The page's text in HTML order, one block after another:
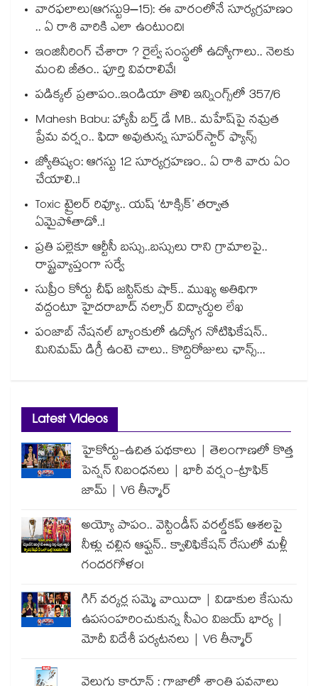
వారఫలాలు(ఆగస్టు9–15): ఈ వారంలోనే సూర్యగ్రహణం
.. ఏ రాశి వారికి ఎలా ఉంటుంది!
ఇంజినీరింగ్ చేశారా ? రైల్వే సంస్థలో ఉద్యోగాలు.. నెలకు
మంచి జీతం.. పూర్తి వివరాలివే!
పడిక్కల్‌‌ ప్రతాపం..ఇండియా తొలి ఇన్నింగ్స్‌‌లో 357/6
Mahesh Babu: హ్యాపీ బర్త్ డే MB.. మహేష్‌పై నమ్రత
ప్రేమ వర్షం.. ఫిదా అవుతున్న సూపర్‌స్టార్ ఫ్యాన్స్
జ్యోతిష్యం: ఆగస్టు 12 సూర్యగ్రహణం.. ఏ రాశి వారు ఏం
చేయాలి..!
Toxic ట్రైలర్ రివ్యూ.. యష్ ‘టాక్సిక్’ తర్వాత
ఏమైపోతాడో..!
ప్రతి పల్లెకూ ఆర్టీసీ బస్సు..బస్సులు రాని గ్రామాలపై..
రాష్ట్రవ్యాప్తంగా సర్వే
సుప్రీం కోర్టు చీఫ్ జస్టిస్⁭కు షాక్.. ముఖ్య అతిథిగా
వద్దంటూ హైదరాబాద్ నల్సార్ విద్యార్థుల లేఖ
పంజాబ్ నేషనల్ బ్యాంకులో ఉద్యోగ నోటిఫికేషన్..
మినిమమ్ డిగ్రీ ఉంటె చాలు.. కొద్దిరోజులు ఛాన్స్...
Latest Videos
హైకోర్టు-ఉచిత పథకాలు | తెలంగాణలో కొత్త
పెన్షన్ నిబంధనలు | భారీ వర్షం-ట్రాఫిక్
జామ్ | V6 తీన్మార్
అయ్యో పాపం.. వెస్టిండీస్ వరల్డ్‌కప్ ఆశలపై
నీళ్లు చల్లిన ఆఫ్ఘన్.. క్వాలిఫికేషన్ రేసులో మళ్లీ
గందరగోళం!
గిగ్ వర్కర్ల సమ్మె వాయిదా | విడాకుల కేసును
ఉపసంహరించుకున్న సీఎం విజయ్ భార్య |
మోదీ విదేశీ పర్యటనలు | V6 తీన్మార్